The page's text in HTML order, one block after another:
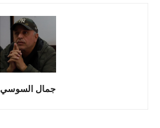
جمال السوسي